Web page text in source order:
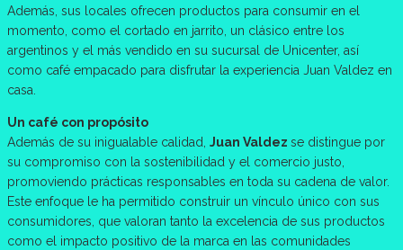
Además, sus locales ofrecen productos para consumir en el
momento, como el cortado en jarrito, un clásico entre los
argentinos y el más vendido en su sucursal de Unicenter, así
como café empacado para disfrutar la experiencia Juan Valdez en
casa.
Un café con propósito
Además de su inigualable calidad, Juan Valdez se distingue por
su compromiso con la sostenibilidad y el comercio justo,
promoviendo prácticas responsables en toda su cadena de valor.
Este enfoque le ha permitido construir un vínculo único con sus
consumidores, que valoran tanto la excelencia de sus productos
como el impacto positivo de la marca en las comunidades